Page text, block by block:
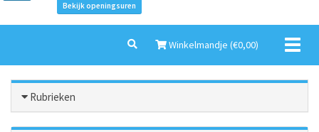
Bekijk openingsuren
Winkelmandje (€0,00)
Rubrieken